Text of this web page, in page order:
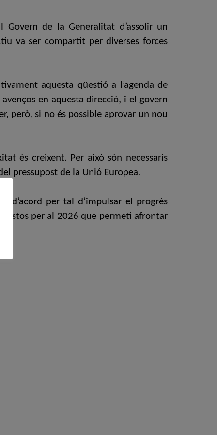
de la Generalitat d’assolir un
va ser compartit per diverses forces
aquesta qüestió a l’agenda de
en aquesta direcció, i el govern
però, si no és possible aprovar un nou
és creixent. Per això són necessaris
pressupost de la Unió Europea.
d’acord per tal d’impulsar el progrés
per al 2026 que permeti afrontar